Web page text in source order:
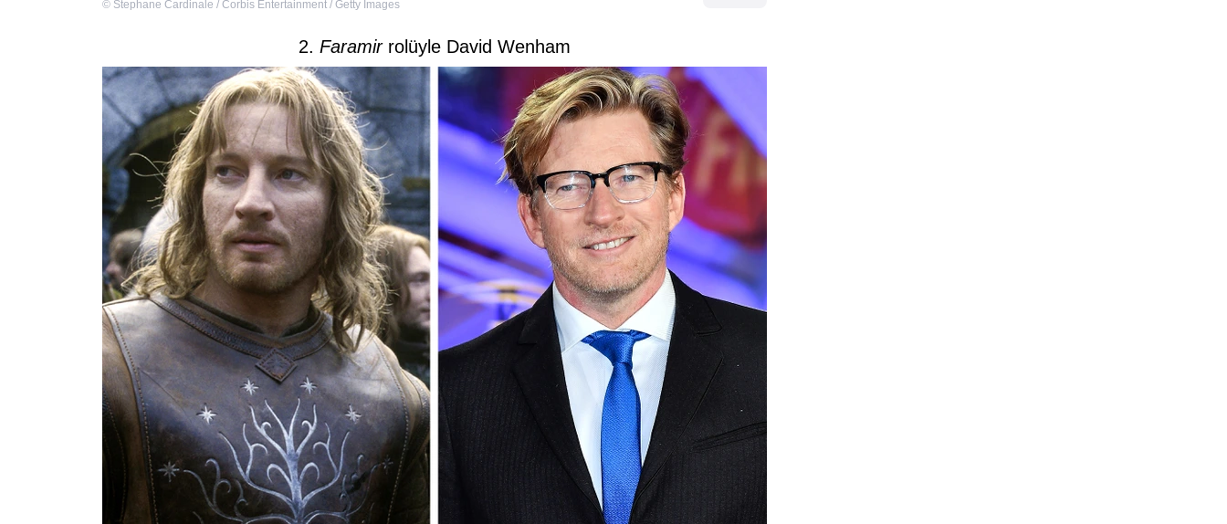
© Stephane Cardinale / Corbis Entertainment / Getty Images
2. Faramir rolüyle David Wenham